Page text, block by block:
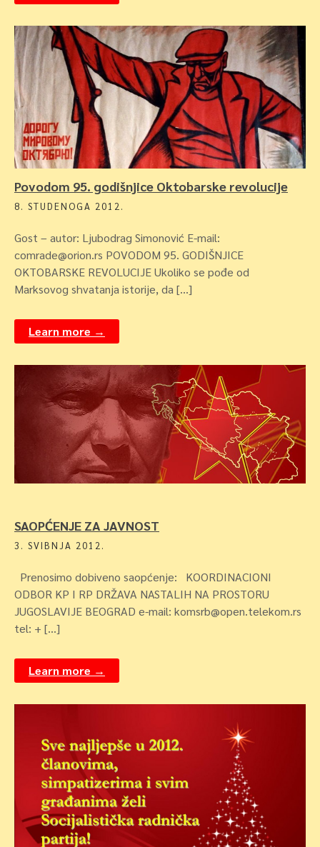
Povodom 95. godišnjice Oktobarske revolucije
8. STUDENOGA 2012.
Gost – autor: Ljubodrag Simonović E-mail:
comrade@orion.rs POVODOM 95. GODIŠNJICE
OKTOBARSKE REVOLUCIJE Ukoliko se pođe od
Marksovog shvatanja istorije, da […]
Learn more →
SAOPĆENJE ZA JAVNOST
3. SVIBNJA 2012.
Prenosimo dobiveno saopćenje: KOORDINACIONI
ODBOR KP I RP DRŽAVA NASTALIH NA PROSTORU
JUGOSLAVIJE BEOGRAD e-mail: komsrb@open.telekom.rs
tel: + […]
Learn more →